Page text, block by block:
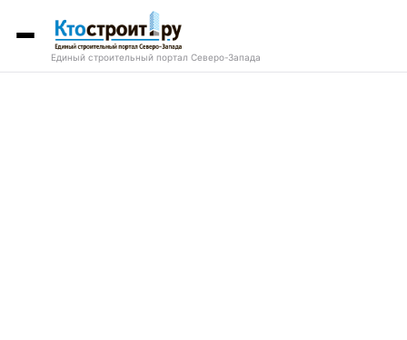
Единый строительный портал Северо-Запада